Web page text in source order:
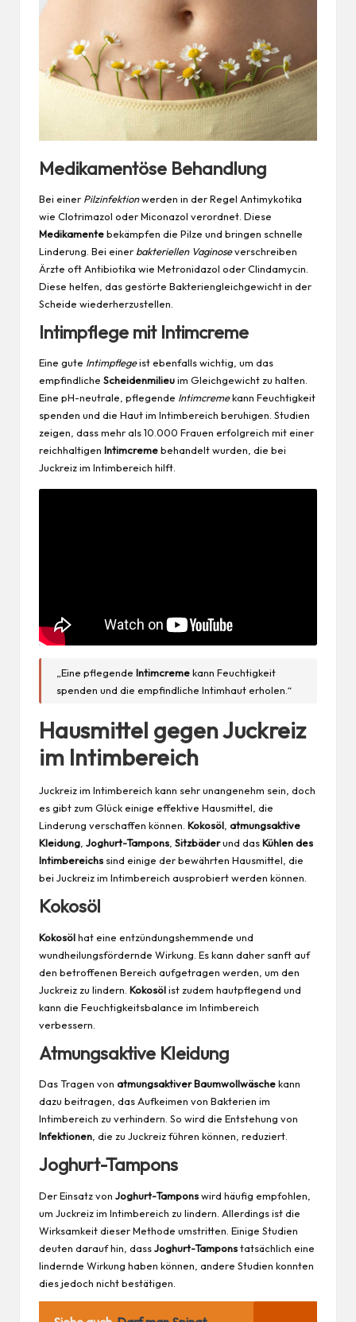
Medikamentöse Behandlung
Bei einer Pilzinfektionwerden in der Regel Antimykotika
wie Clotrimazol oder Miconazol verordnet. Diese
Medikamentebekämpfen die Pilze und bringen schnelle
Linderung. Bei einer bakteriellen Vaginoseverschreiben
Ärzte oft Antibiotika wie Metronidazol oder Clindamycin.
Diese helfen, das gestörte Bakteriengleichgewicht in der
Scheide wiederherzustellen.
Intimpflege mit Intimcreme
Eine gute Intimpflegeist ebenfalls wichtig, um das
empfindliche Scheidenmilieuim Gleichgewicht zu halten.
Eine pH-neutrale, pflegende Intimcremekann Feuchtigkeit
spenden und die Haut im Intimbereich beruhigen. Studien
zeigen, dass mehr als 10.000 Frauen erfolgreich mit einer
reichhaltigen Intimcremebehandelt wurden, die bei
Juckreiz im Intimbereich hilft.
„Eine pflegendeIntimcremekann Feuchtigkeit
spenden und die empfindliche Intimhaut erholen.“
Hausmittel gegen Juckreiz
im Intimbereich
Juckreiz im Intimbereich kann sehr unangenehm sein, doch
es gibt zum Glück einige effektive Hausmittel, die
Linderung verschaffen können. Kokosöl, atmungsaktive
Kleidung, Joghurt-Tampons, Sitzbäderund dasKühlen des
Intimbereichs sind einige der bewährten Hausmittel, die
bei Juckreiz im Intimbereich ausprobiert werden können.
Kokosöl
Kokosölhat eine entzündungshemmende und
wundheilungsfördernde Wirkung. Es kann daher sanft auf
den betroffenen Bereich aufgetragen werden, um den
Juckreiz zu lindern. Kokosölist zudem hautpflegend und
kann die Feuchtigkeitsbalance im Intimbereich
verbessern.
Atmungsaktive Kleidung
Das Tragen von atmungsaktiver Baumwollwäschekann
dazu beitragen, das Aufkeimen von Bakterien im
Intimbereich zu verhindern. So wird die Entstehung von
Infektionen , die zu Juckreiz führen können, reduziert.
Joghurt-Tampons
Der Einsatz von Joghurt-Tamponswird häufig empfohlen,
um Juckreiz im Intimbereich zu lindern. Allerdings ist die
Wirksamkeit dieser Methode umstritten. Einige Studien
deuten darauf hin, dassJoghurt-Tamponstatsächlich eine
lindernde Wirkung haben können, andere Studien konnten
dies jedoch nicht bestätigen.